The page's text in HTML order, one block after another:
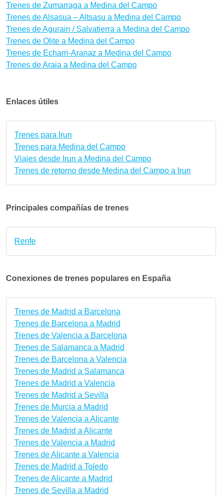
Trenes de Zumarraga a Medina del Campo
Trenes de Alsasua – Altsasu a Medina del Campo
Trenes de Agurain / Salvatierra a Medina del Campo
Trenes de Olite a Medina del Campo
Trenes de Echarri-Aranaz a Medina del Campo
Trenes de Araia a Medina del Campo
Enlaces útiles
Trenes para Irun
Trenes para Medina del Campo
Viajes desde Irun a Medina del Campo
Trenes de retorno desde Medina del Campo a Irun
Principales compañías de trenes
Renfe
Conexiones de trenes populares en España
Trenes de Madrid a Barcelona
Trenes de Barcelona a Madrid
Trenes de Valencia a Barcelona
Trenes de Salamanca a Madrid
Trenes de Barcelona a Valencia
Trenes de Madrid a Salamanca
Trenes de Madrid a Valencia
Trenes de Madrid a Sevilla
Trenes de Murcia a Madrid
Trenes de Valencia a Alicante
Trenes de Madrid a Alicante
Trenes de Valencia a Madrid
Trenes de Alicante a Valencia
Trenes de Madrid a Toledo
Trenes de Alicante a Madrid
Trenes de Sevilla a Madrid